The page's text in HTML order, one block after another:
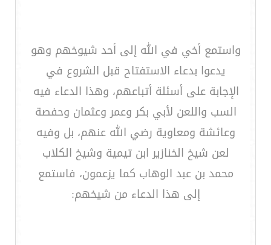
واستمع أخي في الله إلى أحد شيوخهم وهو
يدعوا بدعاء الاستفتاح قبل الشروع في
الإجابة على أسئلة أتباعهم، وهذا الدعاء فيه
السب واللعن لأبي بكر وعمر وعثمان وحفصة
وعائشة ومعاوية رضي الله عنهم، بل وفيه
لعن شيخ الخنازير ابن تيمية وشيخ الكلاب
محمد بن عبد الوهاب كما يزعمون، فاستمع
إلى هذا الدعاء من شيخهم: